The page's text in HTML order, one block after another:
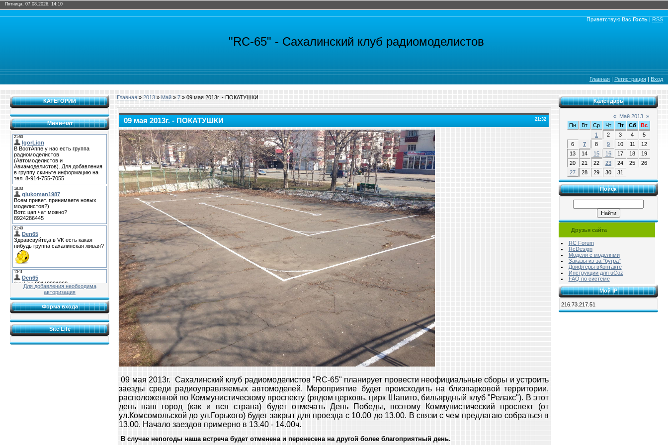
Пятница, 07.08.2026, 14:10
Приветствую Вас Гость | RSS
"RC-65" - Сахалинский клуб радиомоделистов
Главная | Регистрация | Вход
КАТЕГОРИИ
Мини-чат
Для добавления необходима
авторизация
Форма входа
Site Life
Главная » 2013 » Май » 7 » 09 мая 2013г. - ПОКАТУШКИ
21:32
09 мая 2013г. - ПОКАТУШКИ
09 мая 2013г. Сахалинский клуб радиомоделистов "RC-65" планирует провести неофициальные сборы и устроить
заезды среди радиоуправляемых автомоделей. Мероприятие будет происходить на близпарковой территории,
расположенной по Коммунистическому проспекту (рядом церковь, цирк Шапито, бильярдный клуб "Релакс"). В этот
день наш город (как и вся страна) будет отмечать День Победы, поэтому Коммунистический проспект (от
ул.Комсомольской до ул.Горького) будет закрыт для проезда с 10.00 до 13.00. В связи с чем предлагаю собраться в
13.00. Начало заездов примерно в 13.40 - 14.00ч.
В случае непогоды наша встреча будет отменена и перенесена на другой более благоприятный день.
Календарь
« Май 2013 »
Пн
Вт Ср Чт Пт Сб
Вс
1
2 3 4
5
6
7 8 9 10 11
12
13
14 15 16 17 18
19
20
21 22 23 24 25
26
27
28 29 30 31
Поиск
Друзья сайта
RC Forum
RcDesign
Модели с моделями
Заказы из-за "бугра"
Дрифтёры вКонтакте
Инструкции для uCoz
FAQ по системе
Мой IP
216.73.217.51